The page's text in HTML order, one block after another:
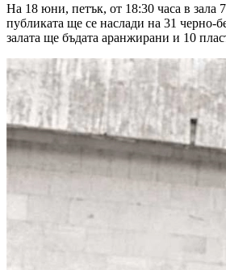
На 18 юни, петък, от 18:30 часа в зала
публиката ще се наслади на 31 черно-
залата ще бъдата аранжирани и 10